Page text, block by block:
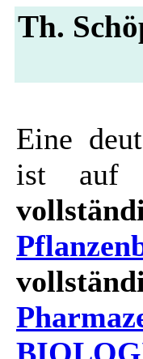
Th.
Eine
ist auf